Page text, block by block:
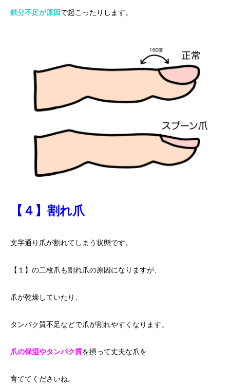
鉄分不足が原因 で起こったりします。
【４】割れ爪
文字通り爪が割れてしまう状態です。
【１】の二枚爪も割れ爪の原因になりますが、
爪が乾燥していたり、
タンパク質不足などで爪が割れやすくなります。
爪の保湿やタンパク質を摂って丈夫な爪を
育ててくださいね。